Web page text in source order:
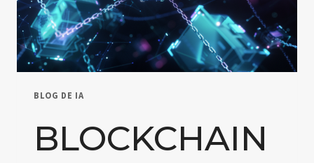
BLOG DE IA
BLOCKCHAIN